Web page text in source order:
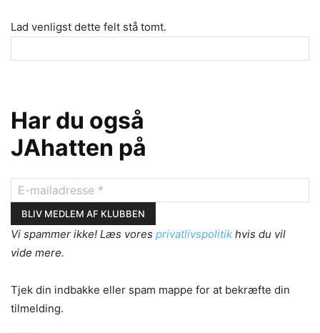
Lad venligst dette felt stå tomt.
Har du også
JAhatten på
Vi spammer ikke! Læs vores privatlivspolitik hvis du vil
vide mere.
Tjek din indbakke eller spam mappe for at bekræfte din
tilmelding.